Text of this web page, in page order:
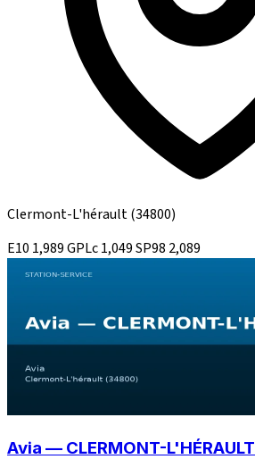
Clermont-L'hérault(34800)
E10 1,989GPLc1,049SP98 2,089
Avia — CLERMONT-L'HÉRAULT